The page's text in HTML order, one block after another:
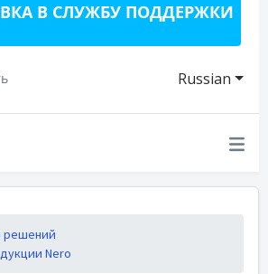
В СЛУЖБУ ПОДДЕРЖКИ
Russian
решений
Nero